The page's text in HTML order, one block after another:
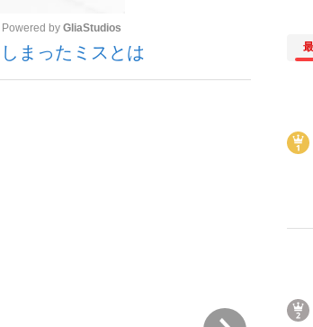
「クマが悪者扱いされているのが悲しい」『北の国
Mute
Powered by GliaStudios
まったミスとは